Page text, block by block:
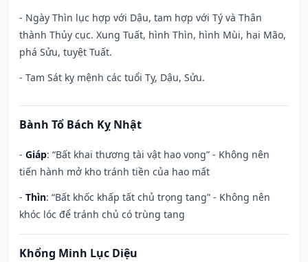
- Ngày Thìn lục hợp với Dậu, tam hợp với Tý và Thân
thành Thủy cục. Xung Tuất, hình Thìn, hình Mùi, hại Mão,
phá Sửu, tuyệt Tuất.
- Tam Sát kỵ mệnh các tuổi Tỵ, Dậu, Sửu.
Bành Tổ Bách Kỵ Nhật
- Giáp: “Bất khai thương tài vật hao vong” - Không nên
tiến hành mở kho tránh tiền của hao mất
- Thìn: “Bất khốc khấp tất chủ trọng tang” - Không nên
khóc lóc để tránh chủ có trùng tang
Khổng Minh Lục Diệu